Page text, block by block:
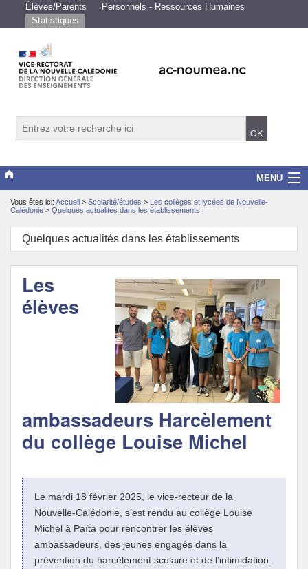
Élèves/Parents
Personnels - Ressources Humaines
Statistiques
MENU
Vice-rectorat
Scolarité/études
Enseignements
Examens/Concours
Vous êtes ici: Accueil > Scolarité/études > Les collèges et lycées de Nouvelle-
Calédonie > Quelques actualités dans les établissements
Quelques actualités dans les établissements
Les
élèves
ambassadeurs Harcèlement
du collège Louise Michel
Le mardi 18 février 2025, le vice-recteur de la
Nouvelle-Calédonie, s’est rendu au collège Louise
Michel à Païta pour rencontrer les élèves
ambassadeurs, des jeunes engagés dans la
prévention du harcèlement scolaire et de l’intimidation.